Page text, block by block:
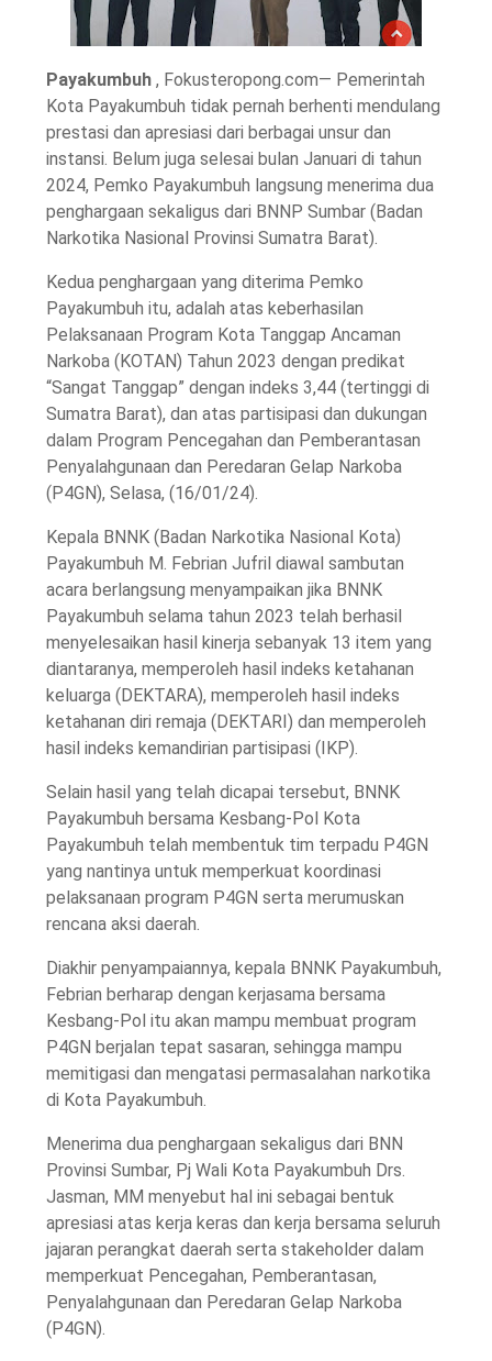
Payakumbuh , Fokusteropong.com— Pemerintah
Kota Payakumbuh tidak pernah berhenti mendulang
prestasi dan apresiasi dari berbagai unsur dan
instansi. Belum juga selesai bulan Januari di tahun
2024, Pemko Payakumbuh langsung menerima dua
penghargaan sekaligus dari BNNP Sumbar (Badan
Narkotika Nasional Provinsi Sumatra Barat).
Kedua penghargaan yang diterima Pemko
Payakumbuh itu, adalah atas keberhasilan
Pelaksanaan Program Kota Tanggap Ancaman
Narkoba (KOTAN) Tahun 2023 dengan predikat
“Sangat Tanggap” dengan indeks 3,44 (tertinggi di
Sumatra Barat), dan atas partisipasi dan dukungan
dalam Program Pencegahan dan Pemberantasan
Penyalahgunaan dan Peredaran Gelap Narkoba
(P4GN), Selasa, (16/01/24).
Kepala BNNK (Badan Narkotika Nasional Kota)
Payakumbuh M. Febrian Jufril diawal sambutan
acara berlangsung menyampaikan jika BNNK
Payakumbuh selama tahun 2023 telah berhasil
menyelesaikan hasil kinerja sebanyak 13 item yang
diantaranya, memperoleh hasil indeks ketahanan
keluarga (DEKTARA), memperoleh hasil indeks
ketahanan diri remaja (DEKTARI) dan memperoleh
hasil indeks kemandirian partisipasi (IKP).
Selain hasil yang telah dicapai tersebut, BNNK
Payakumbuh bersama Kesbang-Pol Kota
Payakumbuh telah membentuk tim terpadu P4GN
yang nantinya untuk memperkuat koordinasi
pelaksanaan program P4GN serta merumuskan
rencana aksi daerah.
Diakhir penyampaiannya, kepala BNNK Payakumbuh,
Febrian berharap dengan kerjasama bersama
Kesbang-Pol itu akan mampu membuat program
P4GN berjalan tepat sasaran, sehingga mampu
memitigasi dan mengatasi permasalahan narkotika
di Kota Payakumbuh.
Menerima dua penghargaan sekaligus dari BNN
Provinsi Sumbar, Pj Wali Kota Payakumbuh Drs.
Jasman, MM menyebut hal ini sebagai bentuk
apresiasi atas kerja keras dan kerja bersama seluruh
jajaran perangkat daerah serta stakeholder dalam
memperkuat Pencegahan, Pemberantasan,
Penyalahgunaan dan Peredaran Gelap Narkoba
(P4GN).